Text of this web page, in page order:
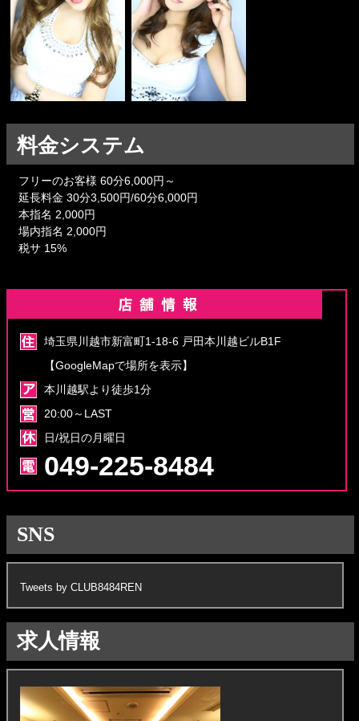
料金システム
フリーのお客様 60分6,000円～
延長料金 30分3,500円/60分6,000円
本指名 2,000円
場内指名 2,000円
税サ 15%
埼玉県川越市新富町1-18-6 戸田本川越ビルB1F
【GoogleMapで場所を表示】
本川越駅より徒歩1分
20:00～LAST
日/祝日の月曜日
049-225-8484
SNS
Tweets by CLUB8484REN
求人情報